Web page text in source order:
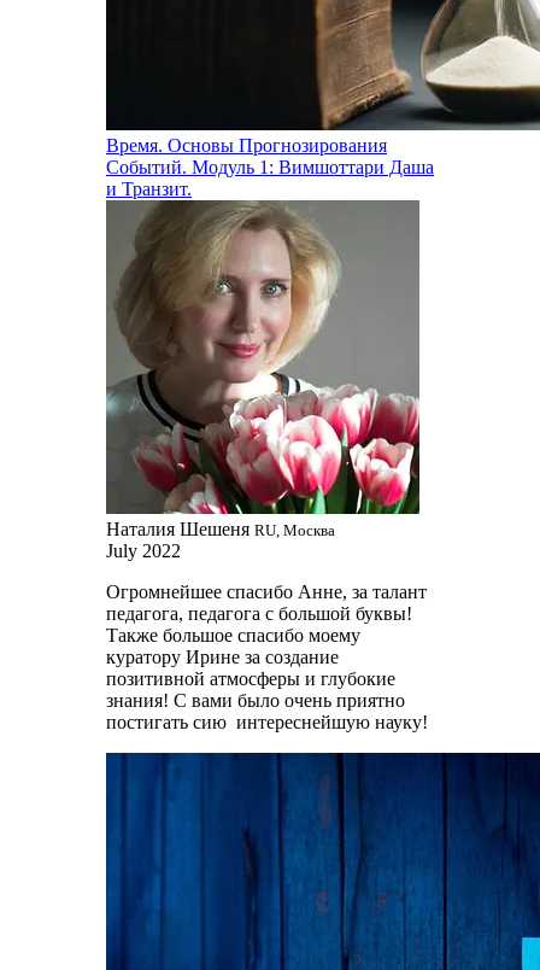
Время. Основы Прогнозирования
Событий. Модуль 1: Вимшоттари Даша
и Транзит.
Наталия Шешеня RU, Москва
July 2022
Огромнейшее спасибо Анне, за талант
педагога, педагога с большой буквы!
Также большое спасибо моему
куратору Ирине за создание
позитивной атмосферы и глубокие
знания! С вами было очень приятно
постигать сию интереснейшую науку!